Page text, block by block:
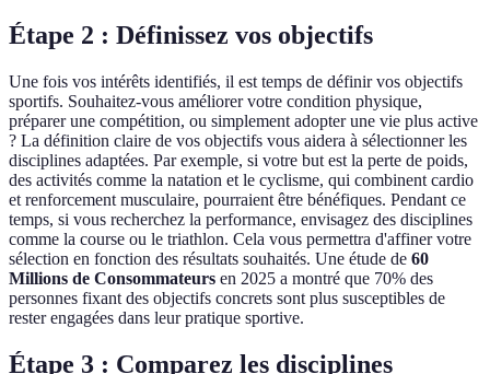
Étape 2 : Définissez vos objectifs
Une fois vos intérêts identifiés, il est temps de définir vos objectifs
sportifs. Souhaitez-vous améliorer votre condition physique,
préparer une compétition, ou simplement adopter une vie plus active
? La définition claire de vos objectifs vous aidera à sélectionner les
disciplines adaptées. Par exemple, si votre but est la perte de poids,
des activités comme la natation et le cyclisme, qui combinent cardio
et renforcement musculaire, pourraient être bénéfiques. Pendant ce
temps, si vous recherchez la performance, envisagez des disciplines
comme la course ou le triathlon. Cela vous permettra d'affiner votre
sélection en fonction des résultats souhaités. Une étude de 60
Millions de Consommateurs en 2025 a montré que 70% des
personnes fixant des objectifs concrets sont plus susceptibles de
rester engagées dans leur pratique sportive.
Étape 3 : Comparez les disciplines